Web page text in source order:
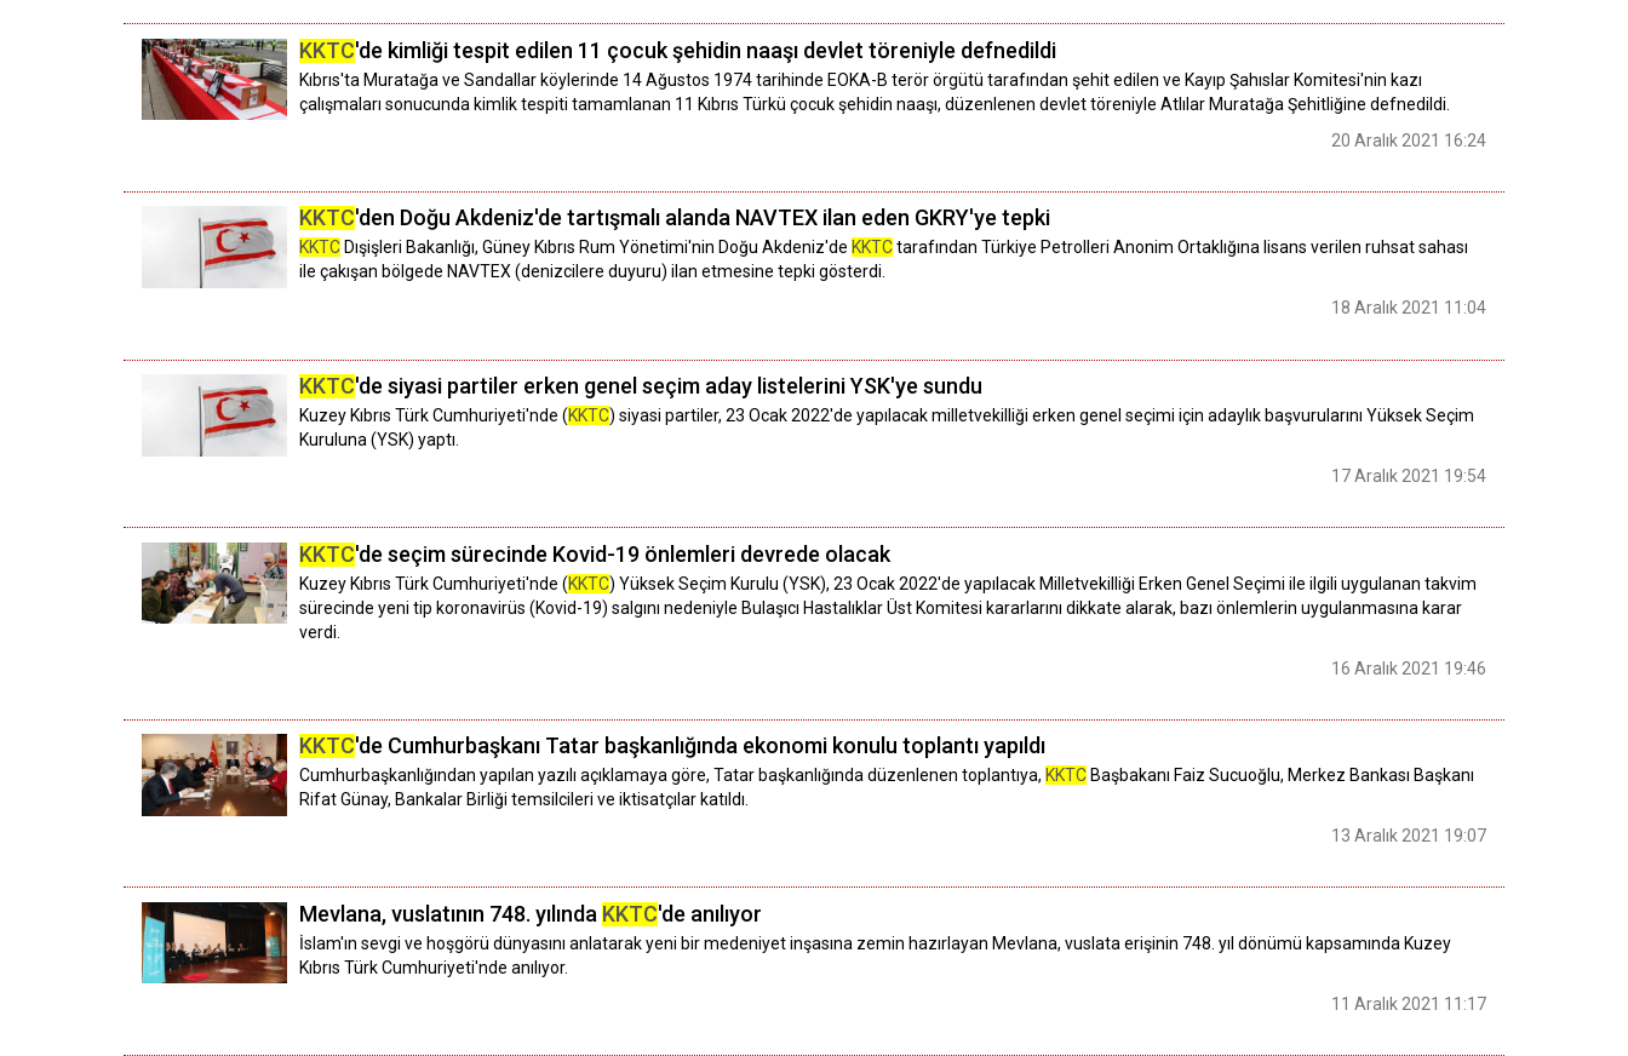
KKTC'de kimliği tespit edilen 11 çocuk şehidin naaşı devlet töreniyle defnedildi
Kıbrıs'ta Muratağa ve Sandallar köylerinde 14 Ağustos 1974 tarihinde EOKA-B terör örgütü tarafından şehit edilen ve Kayıp Şahıslar Komitesi'nin kazı
çalışmaları sonucunda kimlik tespiti tamamlanan 11 Kıbrıs Türkü çocuk şehidin naaşı, düzenlenen devlet töreniyle Atlılar Muratağa Şehitliğine defnedildi.
20 Aralık 2021 16:24
KKTC'den Doğu Akdeniz'de tartışmalı alanda NAVTEX ilan eden GKRY'ye tepki
KKTC Dışişleri Bakanlığı, Güney Kıbrıs Rum Yönetimi'nin Doğu Akdeniz'de KKTCtarafından Türkiye Petrolleri Anonim Ortaklığına lisans verilen ruhsat sahası
ile çakışan bölgede NAVTEX (denizcilere duyuru) ilan etmesine tepki gösterdi.
18 Aralık 2021 11:04
KKTC'de siyasi partiler erken genel seçim aday listelerini YSK'ye sundu
Kuzey Kıbrıs Türk Cumhuriyeti'nde (KKTC) siyasi partiler, 23 Ocak 2022'de yapılacak milletvekilliği erken genel seçimi için adaylık başvurularını Yüksek Seçim
Kuruluna (YSK) yaptı.
17 Aralık 2021 19:54
KKTC'de seçim sürecinde Kovid-19 önlemleri devrede olacak
Kuzey Kıbrıs Türk Cumhuriyeti'nde (KKTC) Yüksek Seçim Kurulu (YSK), 23 Ocak 2022'de yapılacak Milletvekilliği Erken Genel Seçimi ile ilgili uygulanan takvim
sürecinde yeni tip koronavirüs (Kovid-19) salgını nedeniyle Bulaşıcı Hastalıklar Üst Komitesi kararlarını dikkate alarak, bazı önlemlerin uygulanmasına karar
verdi.
16 Aralık 2021 19:46
KKTC'de Cumhurbaşkanı Tatar başkanlığında ekonomi konulu toplantı yapıldı
Cumhurbaşkanlığından yapılan yazılı açıklamaya göre, Tatar başkanlığında düzenlenen toplantıya, KKTC Başbakanı Faiz Sucuoğlu, Merkez Bankası Başkanı
Rifat Günay, Bankalar Birliği temsilcileri ve iktisatçılar katıldı.
13 Aralık 2021 19:07
Mevlana, vuslatının 748. yılında KKTC'de anılıyor
İslam'ın sevgi ve hoşgörü dünyasını anlatarak yeni bir medeniyet inşasına zemin hazırlayan Mevlana, vuslata erişinin 748. yıl dönümü kapsamında Kuzey
Kıbrıs Türk Cumhuriyeti'nde anılıyor.
11 Aralık 2021 11:17